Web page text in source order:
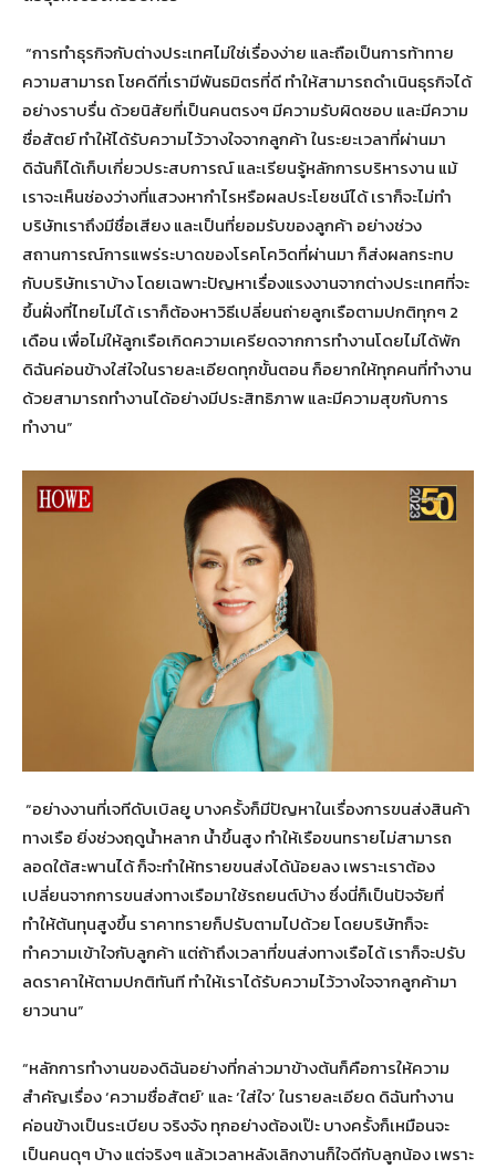
“การทำธุรกิจกับต่างประเทศไม่ใช่เรื่องง่าย และถือเป็นการท้าทาย
ความสามารถ โชคดีที่เรามีพันธมิตรที่ดี ทำให้สามารถดำเนินธุรกิจได้
อย่างราบรื่น ด้วยนิสัยที่เป็นคนตรงๆ มีความรับผิดชอบ และมีความ
ซื่อสัตย์ ทำให้ได้รับความไว้วางใจจากลูกค้า ในระยะเวลาที่ผ่านมา
ดิฉันก็ได้เก็บเกี่ยวประสบการณ์ และเรียนรู้หลักการบริหารงาน แม้
เราจะเห็นช่องว่างที่แสวงหากำไรหรือผลประโยชน์ได้ เราก็จะไม่ทำ
บริษัทเราถึงมีชื่อเสียง และเป็นที่ยอมรับของลูกค้า อย่างช่วง
สถานการณ์การแพร่ระบาดของโรคโควิดที่ผ่านมา ก็ส่งผลกระทบ
กับบริษัทเราบ้าง โดยเฉพาะปัญหาเรื่องแรงงานจากต่างประเทศที่จะ
ขึ้นฝั่งที่ไทยไม่ได้ เราก็ต้องหาวิธีเปลี่ยนถ่ายลูกเรือตามปกติทุกๆ 2
เดือน เพื่อไม่ให้ลูกเรือเกิดความเครียดจากการทำงานโดยไม่ได้พัก
ดิฉันค่อนข้างใส่ใจในรายละเอียดทุกขั้นตอน ก็อยากให้ทุกคนที่ทำงาน
ด้วยสามารถทำงานได้อย่างมีประสิทธิภาพ และมีความสุขกับการ
ทำงาน”
“อย่างงานที่เจทีดับเบิลยู บางครั้งก็มีปัญหาในเรื่องการขนส่งสินค้า
ทางเรือ ยิ่งช่วงฤดูน้ำหลาก น้ำขึ้นสูง ทำให้เรือขนทรายไม่สามารถ
ลอดใต้สะพานได้ ก็จะทำให้ทรายขนส่งได้น้อยลง เพราะเราต้อง
เปลี่ยนจากการขนส่งทางเรือมาใช้รถยนต์บ้าง ซึ่งนี่ก็เป็นปัจจัยที่
ทำให้ต้นทุนสูงขึ้น ราคาทรายก็ปรับตามไปด้วย โดยบริษัทก็จะ
ทำความเข้าใจกับลูกค้า แต่ถ้าถึงเวลาที่ขนส่งทางเรือได้ เราก็จะปรับ
ลดราคาให้ตามปกติทันที ทำให้เราได้รับความไว้วางใจจากลูกค้ามา
ยาวนาน”
“หลักการทำงานของดิฉันอย่างที่กล่าวมาข้างต้นก็คือการให้ความ
สำคัญเรื่อง ‘ความซื่อสัตย์’ และ ‘ใส่ใจ’ ในรายละเอียด ดิฉันทำงาน
ค่อนข้างเป็นระเบียบ จริงจัง ทุกอย่างต้องเป๊ะ บางครั้งก็เหมือนจะ
เป็นคนดุๆ บ้าง แต่จริงๆ แล้วเวลาหลังเลิกงานก็ใจดีกับลูกน้อง เพราะ